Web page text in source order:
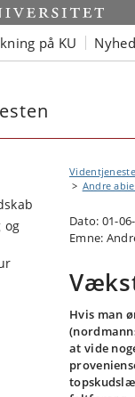
på KU
og
Andre
Dato: 01-
Emne:
Hvis man
at vide